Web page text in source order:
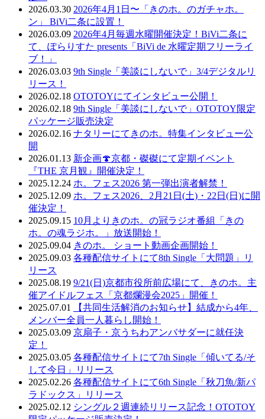
2026.03.30 2026年4月1日〜「きのホ。のガチャホ。
ン」 BiVi二条に設置！
2026.03.09 2026年4月毎週水曜開催決定！BiVi二条に
て、ぽらりすた presents「BiVi de 水曜定期フリーライ
ブ！」
2026.03.03 9th Single「美談にしないで」3/4デジタルリ
リース！
2026.02.18 OTOTOYにてインタビュー公開！
2026.02.18 9th Single「美談にしないで」OTOTOY限定
パッケージ販売決定
2026.02.16 ナタリーにてきのホ。特集インタビュー公
開
2026.01.13 新企画🍄京都・磔磔にて定期イベント
『THE 京月観』開催決定！
2025.12.24 ホ。フェス2026 第一弾出演者解禁！
2025.12.09 ホ。フェス2026、2月21日(土)・22日(日)に開
催決定！
2025.09.15 10月よりきのホ。の冠ラジオ番組「きの
ホ。の魂ラジホ。」放送開始！
2025.09.04 きのホ。 ショート動画企画開始！
2025.09.03 各種配信サイトにて8th Single「大問題」リ
リース
2025.08.19 9/21(日)京都市役所前広場にて、きのホ。主
催アイドルフェス「京都爛漫会2025」開催！
2025.07.01
【共同生活解消のお知らせ】結成から4年、
メンバー全員一人暮らし開始！
2025.03.09 京扇子・京うちわアンバサダーに就任決
定！
2025.03.05 各種配信サイトにて7th Single「傾いてる/そ
して今日」リリース
2025.02.26 各種配信サイトにて6th Single「秋刀魚/新パ
ラドックス」リリース
2025.02.12 シングル２週連続リリース記念！OTOTOY